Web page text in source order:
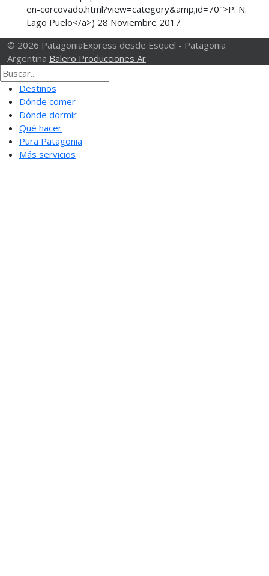
en-corcovado.html?view=category&amp;id=70">P. N.
Lago Puelo</a>) 28 Noviembre 2017
© 2026 PatagoniaExpress desde Esquel - Patagonia
Argentina Balero Producciones Ar
Destinos
Dónde comer
Dónde dormir
Qué hacer
Pura Patagonia
Más servicios